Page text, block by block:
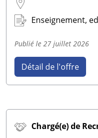
Enseignement,
Publié le 27 juillet 2026
Détail de l'offre
Chargé(e) de